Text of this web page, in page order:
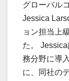
グローバル
Jessica
ョン担当上
た。
務分野に導
に、同社の